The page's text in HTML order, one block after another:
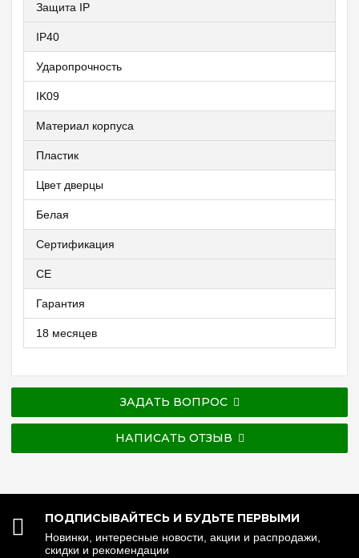
Защита IP
IP40
Ударопрочность
IK09
Материал корпуса
Пластик
Цвет дверцы
Белая
Сертификация
CE
Гарантия
18 месяцев
ЗАДАТЬ ВОПРОС
НАПИСАТЬ ОТЗЫВ
ПОДПИСЫВАЙТЕСЬ И БУДЬТЕ ПЕРВЫМИ
Новинки, интересные новости, акции и распродажи,
скидки и рекомендации